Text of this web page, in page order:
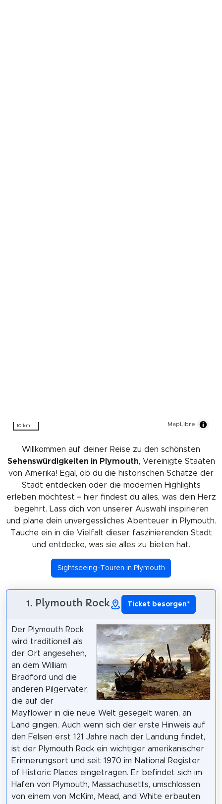
10 km MapLibre
Willkommen auf deiner Reise zu den schönsten
Sehenswürdigkeiten in Plymouth, Vereinigte Staaten
von Amerika! Egal, ob du die historischen Schätze der
Stadt entdecken oder die modernen Highlights
erleben möchtest – hier findest du alles, was dein Herz
begehrt. Lass dich von unserer Auswahl inspirieren
und plane dein unvergessliches Abenteuer in Plymouth.
Tauche ein in die Vielfalt dieser faszinierenden Stadt
und entdecke, was sie alles zu bieten hat.
Sightseeing-Touren in Plymouth
1. Plymouth Rock Ticket besorgen*
Der Plymouth Rock
wird traditionell als
der Ort angesehen,
an dem William
Bradford und die
anderen Pilgerväter,
die auf der
Mayflower in die neue Welt gesegelt waren, an
Land gingen. Auch wenn sich der erste Hinweis auf
den Felsen erst 121 Jahre nach der Landung findet,
ist der Plymouth Rock ein wichtiger amerikanischer
Erinnerungsort und seit 1970 im National Register
of Historic Places eingetragen. Er befindet sich im
Hafen von Plymouth, Massachusetts, umschlossen
von einem von McKim, Mead, and White erbauten